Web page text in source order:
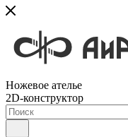
Ножевое ателье
2D-конструктор